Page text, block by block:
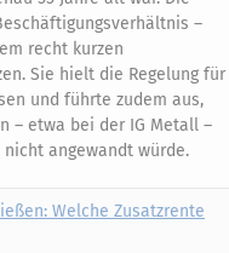
–
recht kurzen
Sie hielt die Regelung für
und führte zudem aus,
– etwa bei der IG Metall –
angewandt würde.
Welche Zusatzrente